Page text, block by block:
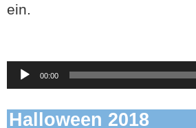
ein.
Audio-
Player
00:00
Halloween 2018